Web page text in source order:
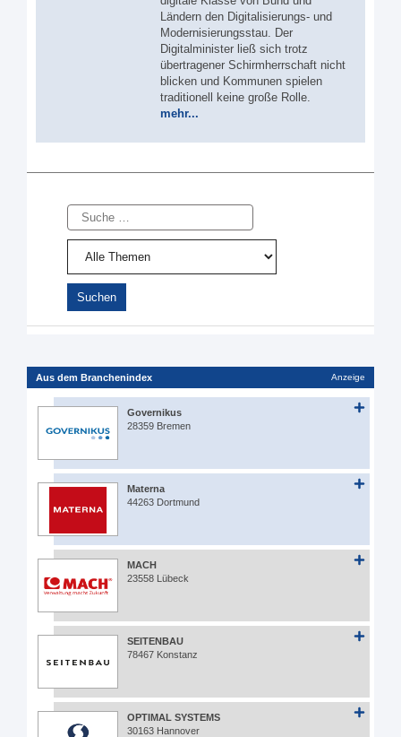
Ländern den Digitalisierungs- und
Modernisierungsstau. Der
Digitalminister ließ sich trotz
übertragener Schirmherrschaft nicht
blicken und Kommunen spielen
traditionell keine große Rolle.
mehr...
Suche
Aus dem Branchenindex Anzeige
Governikus
28359 Bremen
Materna
44263 Dortmund
MACH
23558 Lübeck
SEITENBAU
78467 Konstanz
OPTIMAL SYSTEMS
30163 Hannover